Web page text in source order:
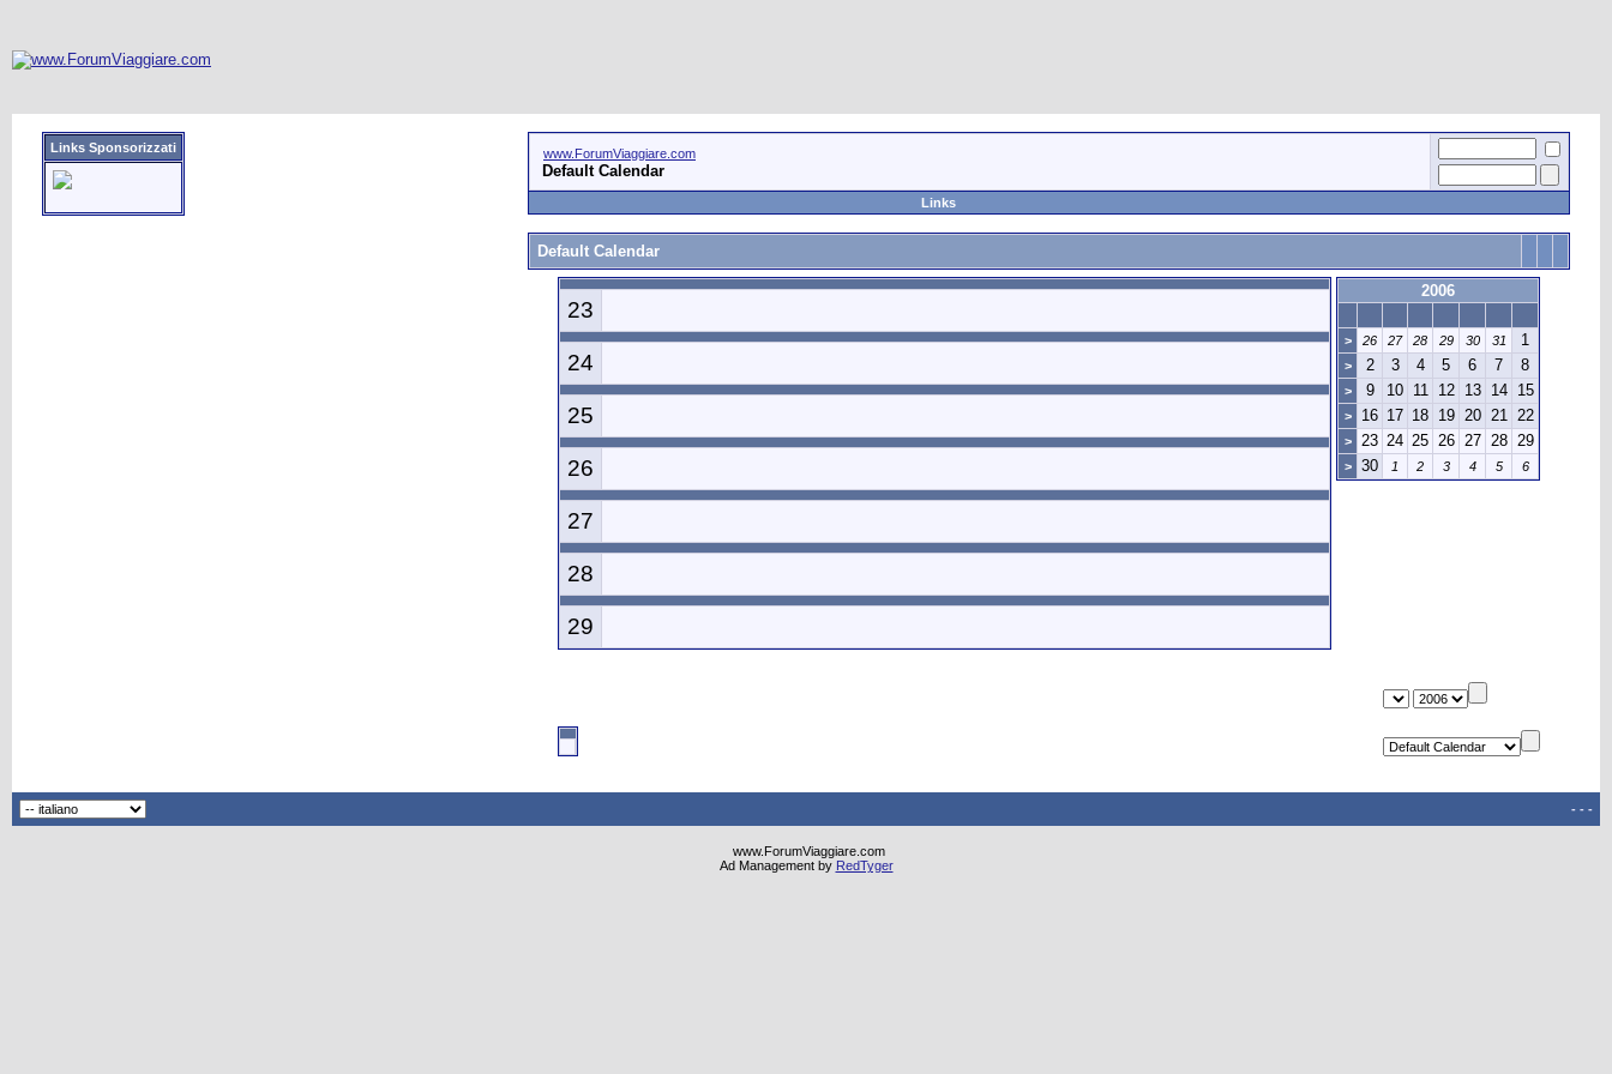
Links Sponsorizzati www.ForumViaggiare.com
Default Calendar
Links
Default Calendar
23
24
25
26
27
28
29
2006
> 26 27 28 29 30 31 1
> 2 3 4 5 6 7 8
> 9 10 11 12 13 14 15
> 16 17 18 19 20 21 22
> 23 24 25 26 27 28 29
> 30 1 2 3 4 5 6
- - -
www.ForumViaggiare.com
Ad Management by RedTyger